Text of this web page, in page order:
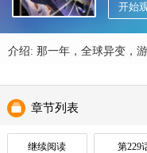
开始
介绍: 那一年，全球异变，
章节列表
继续阅读 第229